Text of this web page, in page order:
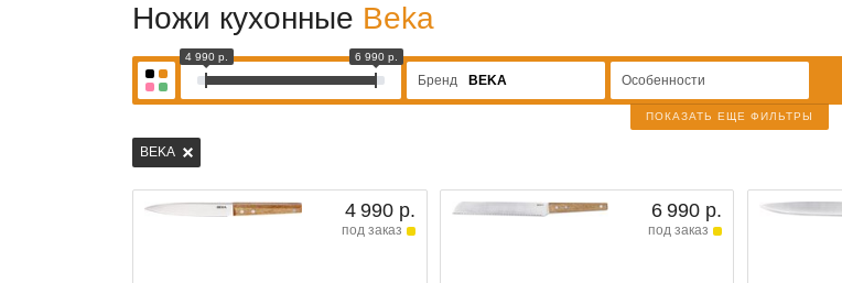
Ножи кухонные Beka
4 990 р. 6 990 р.
Бренд BEKA Особенности
ПОКАЗАТЬ ЕЩЕ ФИЛЬТРЫ
BEKA
4 990 р.
под заказ
6 990 р.
под заказ